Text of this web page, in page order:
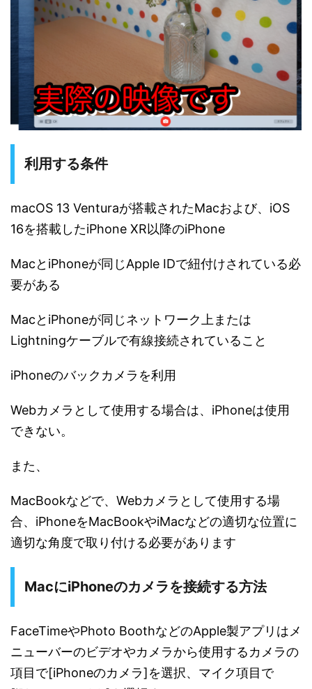
利用する条件
macOS 13 Venturaが搭載されたMacおよび、iOS
16を搭載したiPhone XR以降のiPhone
MacとiPhoneが同じApple IDで紐付けされている必
要がある
MacとiPhoneが同じネットワーク上または
Lightningケーブルで有線接続されていること
iPhoneのバックカメラを利用
Webカメラとして使用する場合は、iPhoneは使用
できない。
また、
MacBookなどで、Webカメラとして使用する場
合、iPhoneをMacBookやiMacなどの適切な位置に
適切な角度で取り付ける必要があります
MacにiPhoneのカメラを接続する方法
FaceTimeやPhoto BoothなどのApple製アプリはメ
ニューバーのビデオやカメラから使用するカメラの
項目で[iPhoneのカメラ]を選択、マイク項目で